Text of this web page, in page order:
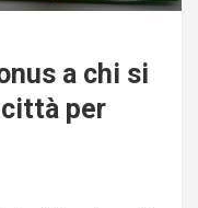
a chi si
per